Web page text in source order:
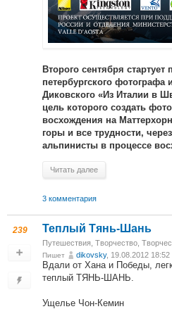
Второго сентября стартует
петербургского фотографа
Диковского «Из Италии в
цель которого создать
восхождения на
горы и все трудности,
альпинисты в процессе
Читать далее
3 комментария
239 Теплый Тянь-Шань
Путешествия Творчество
Пишет dikovsky, 19.08.2012 18:52
Вдали от Хана и Победы,
теплый ТЯНЬ-ШАНЬ.
Ущелье Чон-Кемин